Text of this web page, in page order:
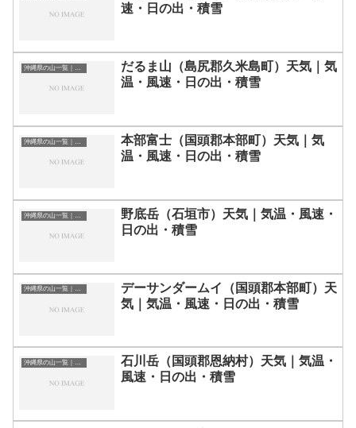
速・日の出・積雪
だるま山（島尻郡久米島町）天気｜気
温・風速・日の出・積雪
本部富士（国頭郡本部町）天気｜気
温・風速・日の出・積雪
野底岳（石垣市）天気｜気温・風速・
日の出・積雪
沖縄県の山一覧｜標高順・標高の高い山ランキング
デーサンダームイ（国頭郡本部町）天
気｜気温・風速・日の出・積雪
沖縄県の山一覧｜標高順・標高の高い山ランキング
石川岳（国頭郡恩納村）天気｜気温・
風速・日の出・積雪